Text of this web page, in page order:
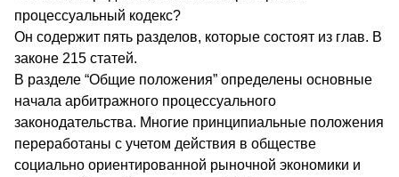
процессуальный кодекс?
Он содержит пять разделов, которые состоят из глав. В
законе 215 статей.
В разделе “Общие положения” определены основные
начала арбитражного процессуального
законодательства. Многие принципиальные положения
переработаны с учетом действия в обществе
социально ориентированной рыночной экономики и